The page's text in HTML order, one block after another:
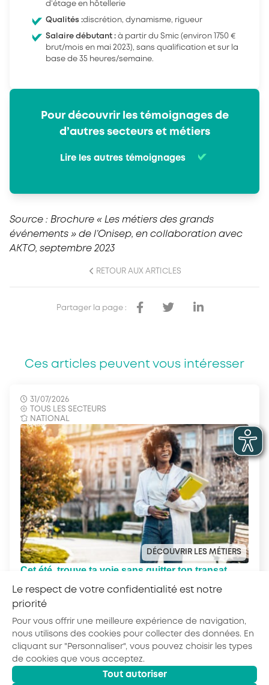
d’étage en hôtellerie
Qualités :discrétion, dynamisme, rigueur
Salaire débutant : à partir du Smic (environ 1750 €
brut/mois en mai 2023), sans qualification et sur la
base de 35 heures/semaine.
Pour découvrir les témoignages de
d’autres secteurs et métiers
Lire les autres témoignages
Source : Brochure « Les métiers des grands
événements » de l’Onisep, en collaboration avec
AKTO, septembre 2023
RETOUR AUX ARTICLES
Partager la page :
Ces articles peuvent vous intéresser
31/07/2026
TOUS LES SECTEURS
NATIONAL
DÉCOUVRIR LES MÉTIERS
Cet été, trouve ta voie sans quitter ton transat
avec le Quiz Ton Kiff !
© 2026 - AKTO - Tous droits réservés
Le respect de votre confidentialité est notre
priorité
Pour vous offrir une meilleure expérience de navigation,
nous utilisons des cookies pour collecter des données. En
cliquant sur "Personnaliser", vous pouvez choisir les types
de cookies que vous acceptez.
Tout autoriser